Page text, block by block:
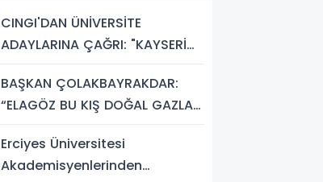
CINGI'DAN ÜNİVERSİTE
ADAYLARINA ÇAĞRI: "KAYSERİ
HAYATI HEM DE PARLAK BİR
GELECEK SUNUYOR"
BAŞKAN ÇOLAKBAYRAKDAR:
“ELAGÖZ BU KIŞ DOĞAL GAZLA
DÖNÜŞÜM BAŞLIYOR!”
Erciyes Üniversitesi
Akademisyenlerinden